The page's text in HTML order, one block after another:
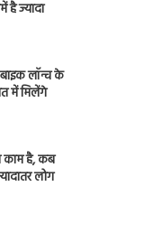
है ज्यादा
लॉन्च के
में मिलेंगे
काम है, कब
लोग